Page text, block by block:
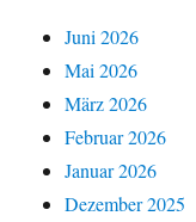
Juni 2026
Mai 2026
März 2026
Februar 2026
Januar 2026
Dezember 2025